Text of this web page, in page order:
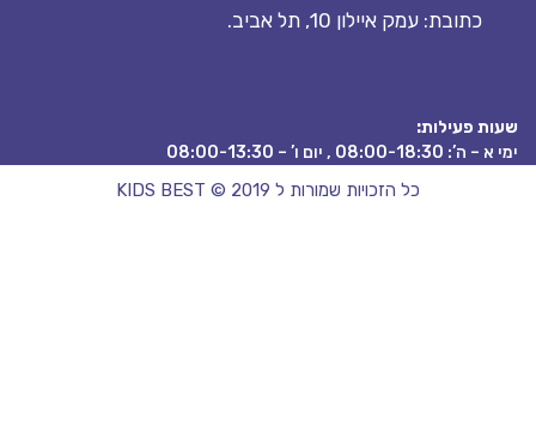
כתובת: עמק איילון 10, תל אביב.
פעילות:
א – ה’: 08:00-18:30 , יום ו’ – 08:00-13:30
כל הזכויות שמורות ל KIDS BEST © 2019